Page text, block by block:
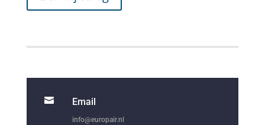
 Email
info@europair.nl